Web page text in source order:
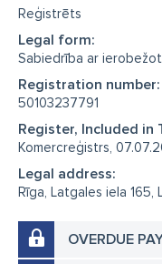
Reģistrēts
Legal form:
Sabiedrība ar
Registration number:
50103237791
Register, Included in
Komercreģistrs,
Legal address:
Rīga, Latgales iela 165,
OVERDUE